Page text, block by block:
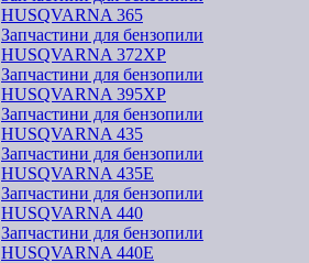
HUSQVARNA 365
Запчастини для бензопили
HUSQVARNA 372XP
Запчастини для бензопили
HUSQVARNA 395XP
Запчастини для бензопили
HUSQVARNA 435
Запчастини для бензопили
HUSQVARNA 435E
Запчастини для бензопили
HUSQVARNA 440
Запчастини для бензопили
HUSQVARNA 440Е